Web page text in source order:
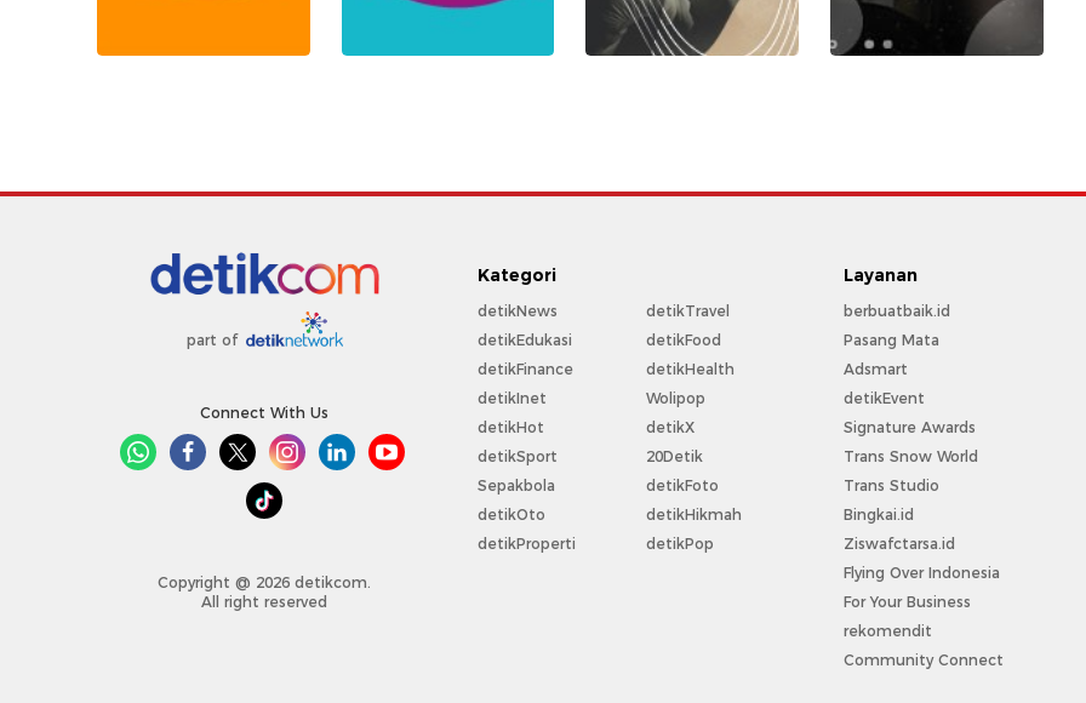
part of
Connect With Us
Copyright @ 2026 detikcom.
All right reserved
Kategori
detikNews
detikEdukasi
detikFinance
detikInet
detikHot
detikSport
Sepakbola
detikOto
detikProperti
detikTravel
detikFood
detikHealth
Wolipop
detikX
20Detik
detikFoto
detikHikmah
detikPop
Layanan
berbuatbaik.id
Pasang Mata
Adsmart
detikEvent
Signature Awards
Trans Snow World
Trans Studio
Bingkai.id
Ziswafctarsa.id
Flying Over Indonesia
For Your Business
rekomendit
Community Connect